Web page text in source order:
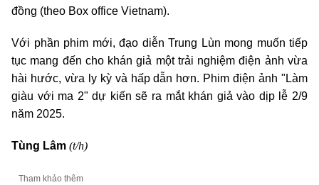
đồng (theo Box office Vietnam).
Với phần phim mới, đạo diễn Trung Lùn mong muốn tiếp
tục mang đến cho khán giả một trải nghiệm điện ảnh vừa
hài hước, vừa ly kỳ và hấp dẫn hơn. Phim điện ảnh "Làm
giàu với ma 2" dự kiến sẽ ra mắt khán giả vào dịp lễ 2/9
năm 2025.
Tùng Lâm (t/h)
Tham khảo thêm